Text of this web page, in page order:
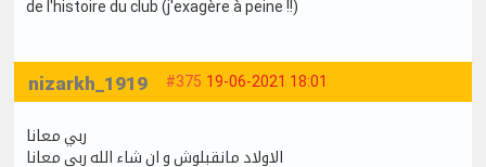
de l'histoire du club (j'exagère à peine !!)
#375 19-06-2021 18:01
nizarkh_1919
ربي معانا
الاولاد مانقبلوش و ان شاء الله ربي معانا